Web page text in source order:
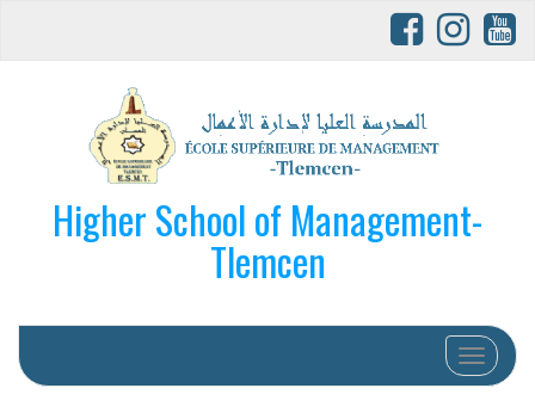
Higher School of Management-
Tlemcen
Afficher/